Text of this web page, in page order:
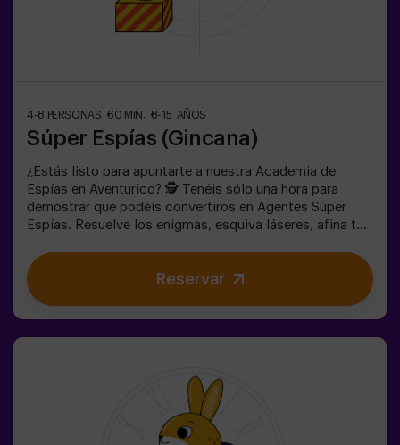
4-8 PERSONAS 60 MIN. 8-15 AÑOS
Súper Espías (Gincana)
¿Estás listo para apuntarte a nuestra Academia de
Espías en Aventurico? 🕵️ Tenéis sólo una hora para
demostrar que podéis convertiros en Agentes Súper
Espías. Resuelve los enigmas, esquiva láseres, afina tu
espía. 🕶️ Una experiencia única e inigualable en una
habitación llena de acción y acertijos de habilidad.✅
Ideal para niños | adolescentes | cumpleaños infantiles |
Reservar